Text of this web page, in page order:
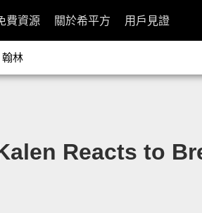
費資源 關於希平方 用戶見證
翰林
Reacts to